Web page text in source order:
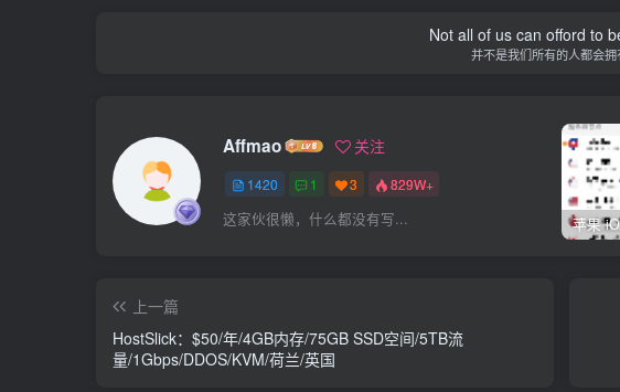
Not all of us can offord to
并不是我们所有的人都会拥
Affmao 关注
1420 1 3 829W+
这家伙很懒，什么都没有写...
上一篇
HostSlick：$50/年/4GB内存/75GB SSD空间/5TB流
量/1Gbps/DDOS/KVM/荷兰/英国